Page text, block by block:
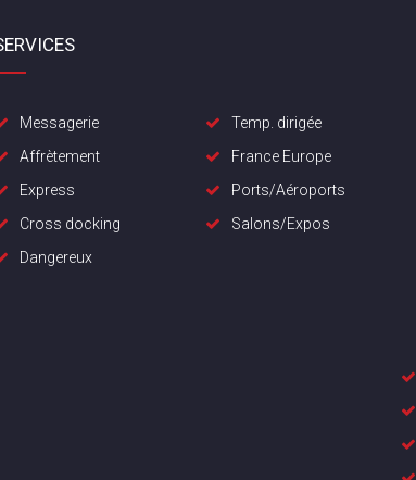
Messagerie
Affrètement
Express
Cross docking
Dangereux
Temp. dirigée
France Europe
Ports/Aéroports
Salons/Expos